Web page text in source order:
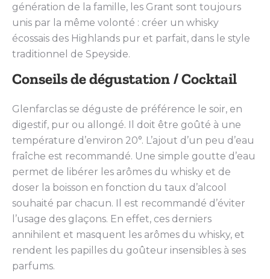
génération de la famille, les Grant sont toujours
unis par la même volonté : créer un whisky
écossais des Highlands pur et parfait, dans le style
traditionnel de Speyside.
Conseils de dégustation / Cocktail
Glenfarclas se déguste de préférence le soir, en
digestif, pur ou allongé. Il doit être goûté à une
température d’environ 20°. L’ajout d’un peu d’eau
fraîche est recommandé. Une simple goutte d’eau
permet de libérer les arômes du whisky et de
doser la boisson en fonction du taux d’alcool
souhaité par chacun. Il est recommandé d’éviter
l’usage des glaçons. En effet, ces derniers
annihilent et masquent les arômes du whisky, et
rendent les papilles du goûteur insensibles à ses
parfums.